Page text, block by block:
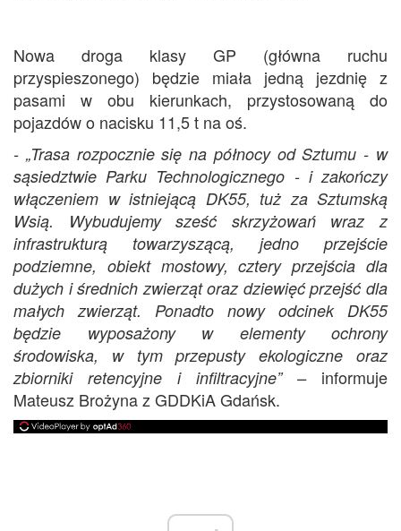
Nowa droga klasy GP (główna ruchu
przyspieszonego) będzie miała jedną jezdnię z
pasami w obu kierunkach, przystosowaną do
pojazdów o nacisku 11,5 t na oś.
- „Trasa rozpocznie się na północy od Sztumu - w
sąsiedztwie Parku Technologicznego - i zakończy
włączeniem w istniejącą DK55, tuż za Sztumską
Wsią. Wybudujemy sześć skrzyżowań wraz z
infrastrukturą towarzyszącą, jedno przejście
podziemne, obiekt mostowy, cztery przejścia dla
dużych i średnich zwierząt oraz dziewięć przejść dla
małych zwierząt. Ponadto nowy odcinek DK55
będzie wyposażony w elementy ochrony
środowiska, w tym przepusty ekologiczne oraz
zbiorniki retencyjne i infiltracyjne” –informuje
Mateusz Brożyna z GDDKiA Gdańsk.